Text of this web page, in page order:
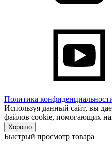
Политика
Используя данный сайт, вы
файлов cookie, помогающих
Хорошо
Быстрый просмотр товара